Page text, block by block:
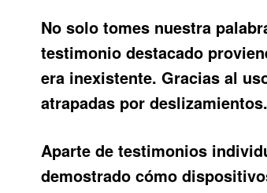
No solo tomes nuestra
testimonio destacado
era inexistente. Gracias al
atrapadas por deslizamientos.
Aparte de testimonios
demostrado cómo